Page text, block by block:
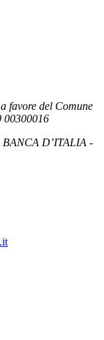
favore del Comune
00300016
BANCA D’ITALIA -